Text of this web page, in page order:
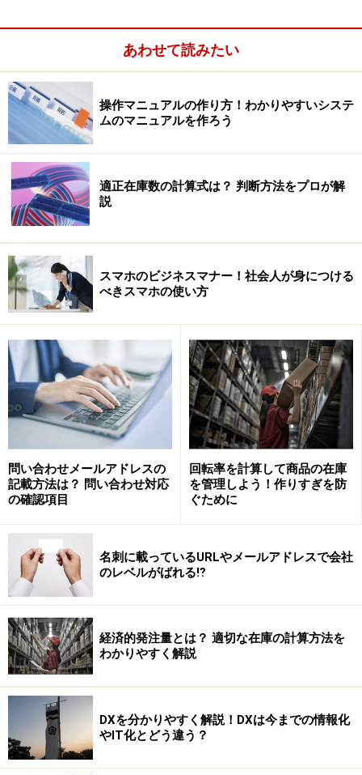
スティーブ・ジョブズと知り合い漢字トー
クを開発
スタンフォード大学を卒業し、カメラマンになります。
アップルが日本向けにマッキントッシュを売り出す時、
撮影依頼がありました。企画書を見たジェームス比嘉
は、これは日本人向けになっていないと企画書の訂正を
進言します。
これがきっかけでスティーブ・ジョブズと知り合いにな
そのかわりウチの会社に来い」と言われ、アップル社員
になります。
スティーブ・ジョブズはマッキントッシュの日本語化に
反対していました。日本のマッキントッシュは英語仕様
のままで販売開始。これでは日本のユーザーには広まり
ません。
日本語が扱えないのは不便なので、エルゴソフトが日本
語ワープロソフトEgWordを出し、エーアンドエーが日本
語環境を提供するソフト（SweetJAM）を出すことで、
あわせて読みたい
操作マニュアルの作り方！わかりやすいシステ
ムのマニュアルを作ろう
適正在庫数の計算式は？ 判断方法をプロが解
説
スマホのビジネスマナー！社会人が身につける
べきスマホの使い方
問い合わせメールアドレスの
記載方法は？ 問い合わせ対応
の確認項目
回転率を計算して商品の在庫
を管理しよう！作りすぎを防
ぐために
名刺に載っているURLやメールアドレスで会社
のレベルがばれる⁉
経済的発注量とは？ 適切な在庫の計算方法を
わかりやすく解説
DXを分かりやすく解説！DXは今までの情報化
やIT化とどう違う？